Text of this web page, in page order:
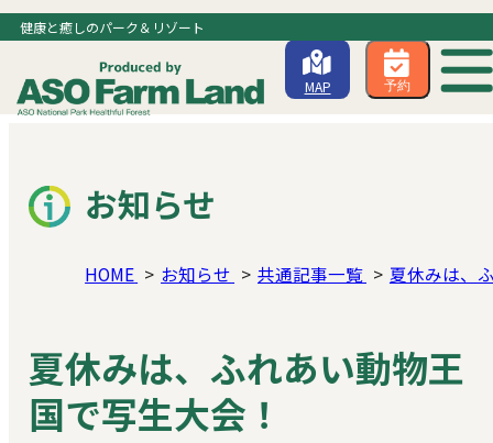
健康と癒しのパーク＆リゾート
MAP 予約
お知らせ
HOME お知らせ 共通記事一覧 夏休みは、
夏休みは、ふれあい動物王
国で写生大会！